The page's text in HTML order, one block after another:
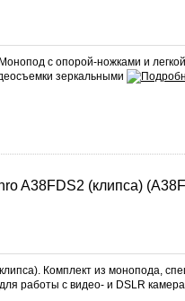
с опорой-ножками и
зеркальными
A38FDS2 (клипса)
Комплект из монопода,
работы с видео- и DSLR